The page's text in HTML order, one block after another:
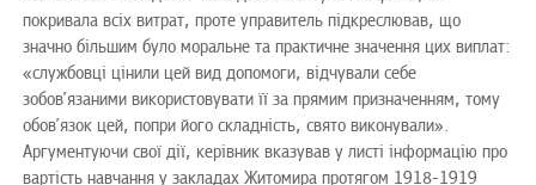
покривала всіх витрат, проте управитель підкреслював, що
значно більшим було моральне та практичне значення цих виплат:
«службовці цінили цей вид допомоги, відчували себе
зобов’язаними використовувати її за прямим призначенням, тому
обов’язок цей, попри його складність, свято виконували».
Аргументуючи свої дії, керівник вказував у листі інформацію про
вартість навчання у закладах Житомира протягом 1918-1919